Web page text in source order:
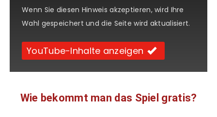
Wenn Sie diesen Hinweis akzeptieren, wird Ihre
Wahl gespeichert und die Seite wird aktualisiert.
YouTube-Inhalte anzeigen
Wie bekommt man das Spiel gratis?